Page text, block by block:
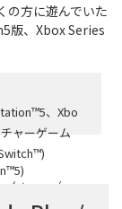
の方に遊んでいた
版、Xbox Series
、Xbo
ャーゲーム
mannys/